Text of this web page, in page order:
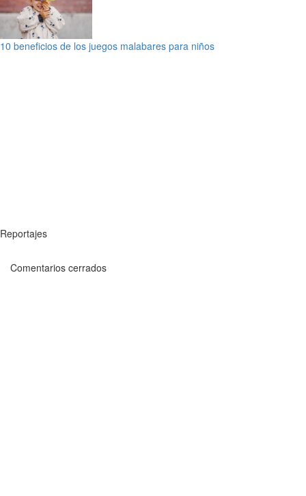
10 beneficios de los juegos malabares para niños
Reportajes
Comentarios cerrados